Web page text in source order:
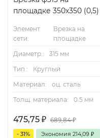
площадке 350х350 (0,5)
Элемент
сети:
Врезка на
площадке
Диаметр.:
315 мм
Тип.:
Круглый
Материал:
оц. сталь
Толщ. материала:
0.5 мм
475,75 ₽ 689,84₽
- 31% Экономия 214,09 ₽